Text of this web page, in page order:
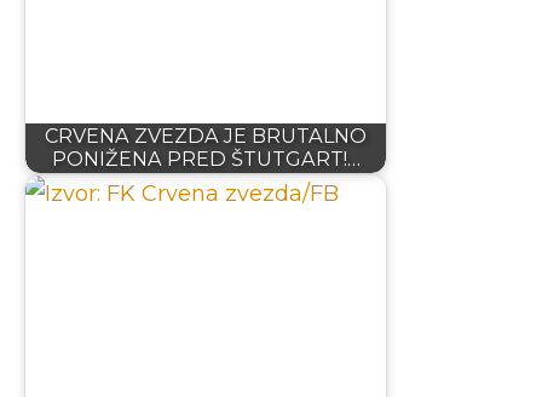
CRVENA ZVEZDA JE BRUTALNO
PONIŽENA PRED ŠTUTGART!…